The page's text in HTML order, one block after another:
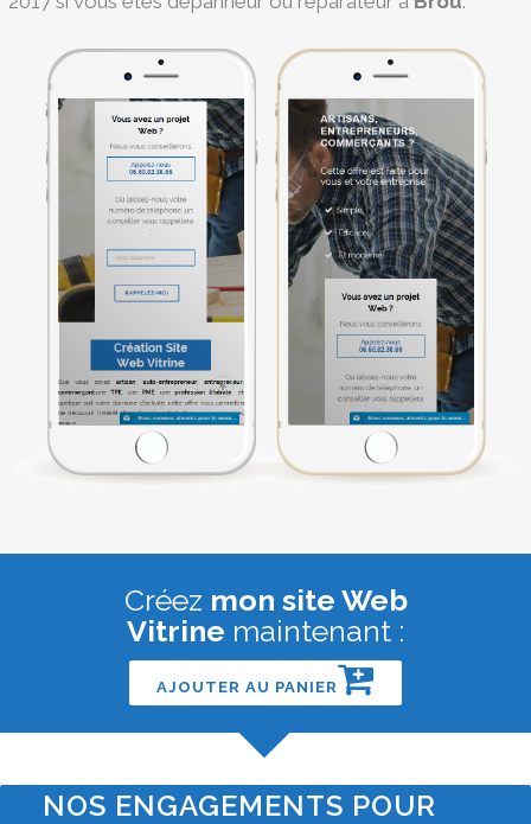
Créez mon site Web
Vitrine maintenant :
AJOUTER AU PANIER
NOS ENGAGEMENTS POUR